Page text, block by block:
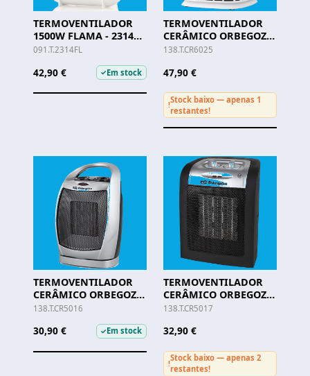
TERMOVENTILADOR
1500W FLAMA - 2314
FL
091.T.2314FL
42,90 € ✓Em stock
TERMOVENTILADOR
CERÂMICO ORBEGOZO
- CR 6025
138.T.CR6025
47,90 €
!
Stock baixo — apenas 1
restantes!
TERMOVENTILADOR
CERÂMICO ORBEGOZO
- CR 5016
138.T.CR5016
30,90 € ✓Em stock
TERMOVENTILADOR
CERÂMICO ORBEGOZO
- CR 5017
138.T.CR5017
32,90 €
!
Stock baixo — apenas 2
restantes!